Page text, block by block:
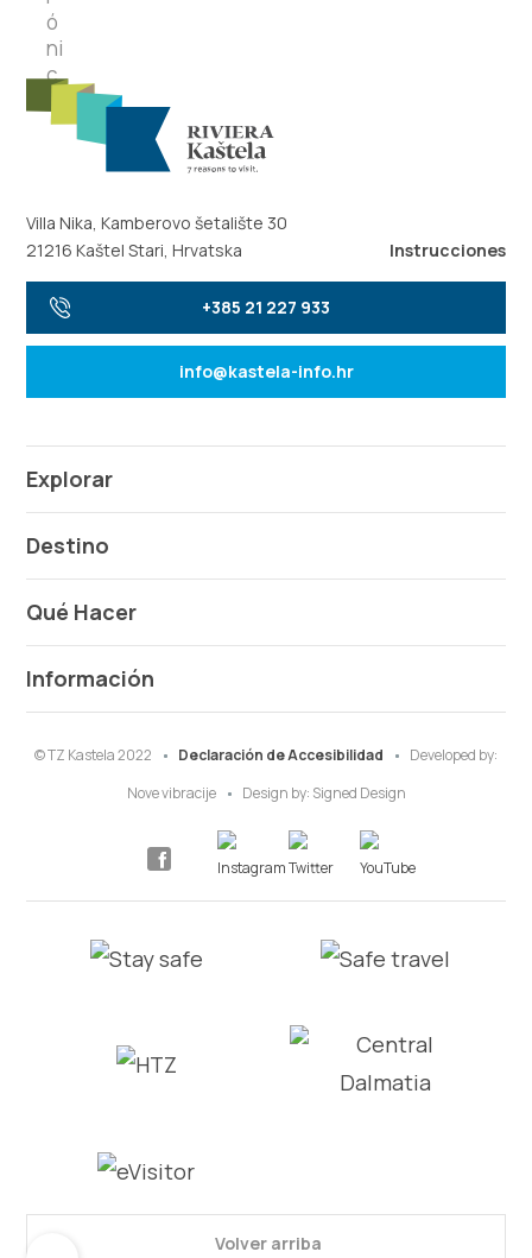
Villa Nika, Kamberovo šetalište 30
21216 Kaštel Stari, Hrvatska
Instrucciones
+385 21 227 933
info@kastela-info.hr
Explorar
Destino
Qué Hacer
Información
© TZ Kastela 2022 Declaración de Accesibilidad
Developed by:
Nove vibracije
Design by: Signed Design
Volver arriba